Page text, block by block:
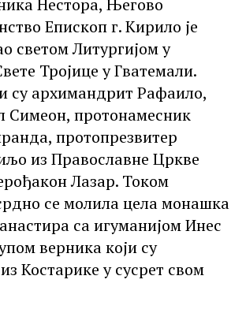
Епископ г. Кирило је
светом Литургијом у
Тројице у Гватемали.
су архимандрит Рафаило,
Симеон, протонамесник
протопрезвитер
из Православне Цркве
Лазар. Током
се молила цела монашка
са игуманијом Инес
верника који су
Костарике у сусрет свом